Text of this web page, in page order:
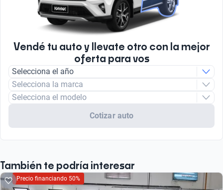
Vendé tu auto y llevate otro con la mejor
oferta para vos
Selecciona el año
Selecciona la marca
Selecciona el modelo
Cotizar auto
También te podría interesar
Precio financiando 50%